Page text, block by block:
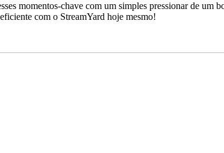
momentos-chave com um simples pressionar de
com o StreamYard hoje mesmo!